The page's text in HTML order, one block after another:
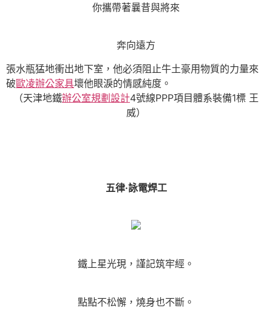
你攜帶著曩昔與將來
奔向遠方
張水瓶猛地衝出地下室，他必須阻止牛土豪用物質的力量來
破歐凌辦公家具壞他眼淚的情感純度。
（天津地鐵辦公室規劃設計4號線PPP項目體系裝備1標 王
威）
五律·詠電焊工
鐵上星光現，謹記筑牢經。
點點不松懈，燒身也不斷。